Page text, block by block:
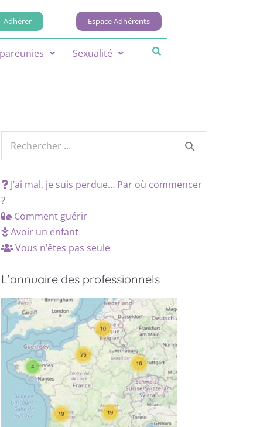
Adhérer Espace Adhérents
Sexualité
J’ai mal, je suis perdue… Par où commencer
?
Comment guérir
Avoir un enfant
Vous n’êtes pas seule
L’annuaire des professionnels